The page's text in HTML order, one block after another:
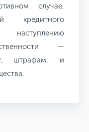
случае,
кредитного
—
штрафам, и